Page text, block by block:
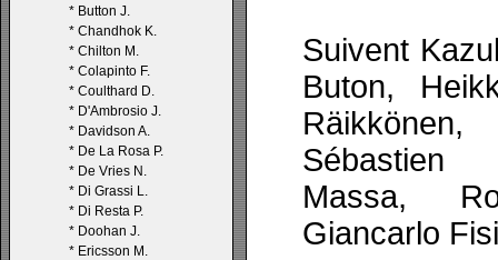
* Button J.
* Chandhok K.
* Chilton M.
* Colapinto F.
* Coulthard D.
* D'Ambrosio J.
* Davidson A.
* De La Rosa P.
* De Vries N.
* Di Grassi L.
* Di Resta P.
* Doohan J.
* Ericsson M.
Suivent
Buton,
Sébastien
Massa,
Giancarlo